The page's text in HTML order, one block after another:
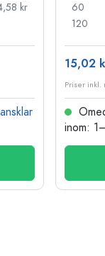
kr
60
120
15,02
Priser inkl.
inom: